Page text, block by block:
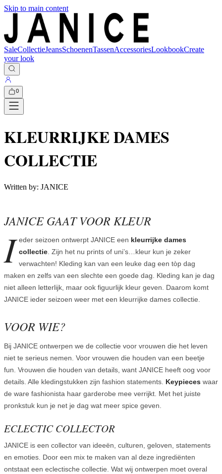
Skip to main content
SaleCollectieJeansSchoenenTassenAccessoriesLookbookCreate
your look
0
KLEURRIJKE DAMES
COLLECTIE
Written by: JANICE
JANICE GAAT VOOR KLEUR
I eder seizoen ontwerpt JANICE een kleurrijke dames
collectie. Zijn het nu prints of uni’s…kleur kun je zeker
verwachten! Kleding kan van een leuke dag een tòp dag
maken en zelfs van een slechte een goede dag. Kleding kan je dag
niet alleen letterlijk, maar ook figuurlijk kleur geven. Daarom komt
JANICE ieder seizoen weer met een kleurrijke dames collectie.
VOOR WIE?
Bij JANICE ontwerpen we de collectie voor vrouwen die het leven
niet te serieus nemen. Voor vrouwen die houden van een beetje
fun. Vrouwen die houden van details, want JANICE heeft oog voor
details. Alle kledingstukken zijn fashion statements. Keypieces waar
de ware fashionista haar garderobe mee verrijkt. Met het juiste
pronkstuk kun je net je dag wat meer spice geven.
ECLECTIC COLLECTOR
JANICE is een collector van ideeën, culturen, geloven, statements
en emoties. Door een mix te maken van al deze ingrediënten
ontstaat een eclectische collectie. Wat wij ontwerpen moet overal